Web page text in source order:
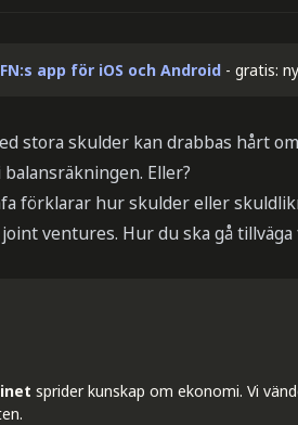
app för iOS och Android - gratis:
stora skulder kan drabbas hårt
Eller?
förklarar hur skulder eller
ventures. Hur du ska gå
sprider kunskap om ekonomi. Vi